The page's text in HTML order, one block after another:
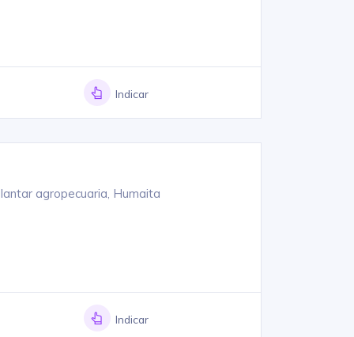
Indicar
agropecuaria, Humaita
Indicar